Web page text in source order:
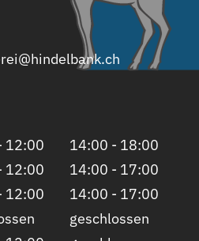
12:00
14:00 - 18:00
12:00
14:00 - 17:00
12:00
14:00 - 17:00
geschlossen